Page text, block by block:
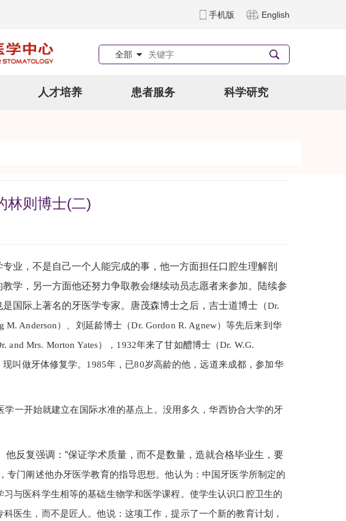
手机版 English
全部
人才培养 患者服务 科学研究
林则博士(二)
业，不是自己一个人能完成的事，他一方面担任口腔生理解剖
学，另一方面他还努力争取教会继续动员志愿者来参加。陆续参
国际上著名的牙医学专家。唐茂森博士之后，吉士道博士（Dr.
M. Anderson）、刘延龄博士（Dr. Gordon R. Agnew）等先后来到华
and Mrs. Morton Yates），1932年来了甘如醴博士（Dr. W.G.
叫做牙体修复学。1985年，已80岁高龄的他，远道来成都，参加华
一开始就建立在国际水准的基点上。没用多久，华西协合大学的牙
反复强调：“保证学术质量，而不是数量，造就合格毕业生，要
专门阐述他办牙医学教育的指导思想。他认为：中国牙医学所制定的
与医科学生相等的基础生物学和医学课程。使学生认识口腔卫生的
医生，而不是匠人。他说：这项工作，提示了一个新的教育计划，